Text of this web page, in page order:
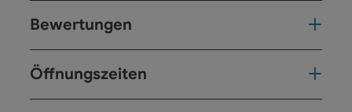
Bewertungen
Öffnungszeiten